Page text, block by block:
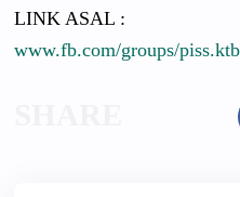
LINK ASAL :
www.fb.com/groups/